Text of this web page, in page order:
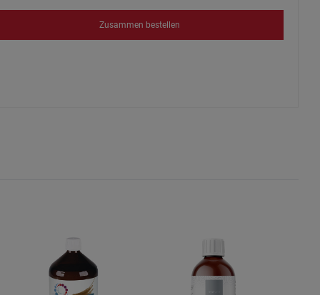
Zusammen bestellen